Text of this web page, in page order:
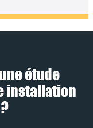
étude
installation